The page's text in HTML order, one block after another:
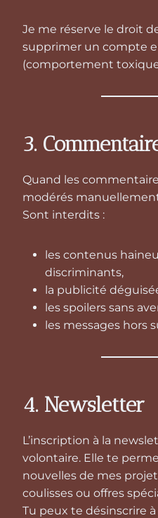
Je me réserve le droit
supprimer un compte
(comportement
3.
Quand les
modérés
Sont interdits :
les contenus
discriminants,
la publicité
les spoilers sans
les messages hors
4. Newsletter
L’inscription à la
volontaire. Elle te
nouvelles de mes
coulisses ou offres
Tu peux te désinscrire